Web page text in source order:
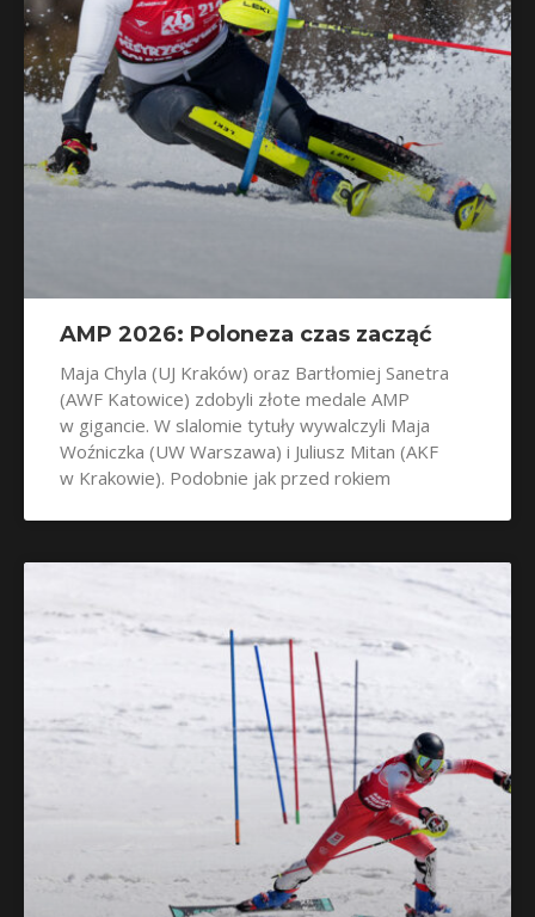
AMP 2026: Poloneza czas zacząć
Maja Chyla (UJ Kraków) oraz Bartłomiej Sanetra
(AWF Katowice) zdobyli złote medale AMP
w gigancie. W slalomie tytuły wywalczyli Maja
Woźniczka (UW Warszawa) i Juliusz Mitan (AKF
w Krakowie). Podobnie jak przed rokiem